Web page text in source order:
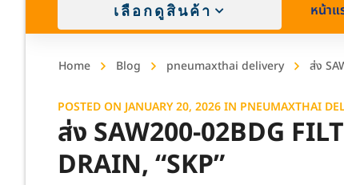
เลือกดูสินค้า หน้าแ
Home Blog pneumaxthai delivery ส่ง
POSTED ON JANUARY 20, 2026IN PNEUMAXTHAI
ส่ง SAW200-02BDG
DRAIN, “SKP”